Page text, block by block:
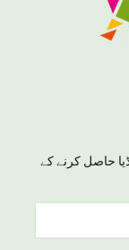
حاصل کرنے کے